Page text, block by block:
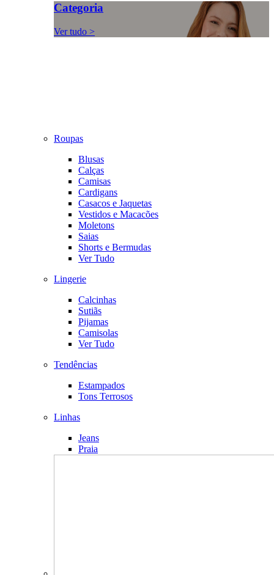
Categoria
Ver tudo >
Roupas
Blusas
Calças
Camisas
Cardigans
Casacos e Jaquetas
Vestidos e Macacões
Moletons
Saias
Shorts e Bermudas
Ver Tudo
Lingerie
Calcinhas
Sutiãs
Pijamas
Camisolas
Ver Tudo
Tendências
Estampados
Tons Terrosos
Linhas
Jeans
Praia